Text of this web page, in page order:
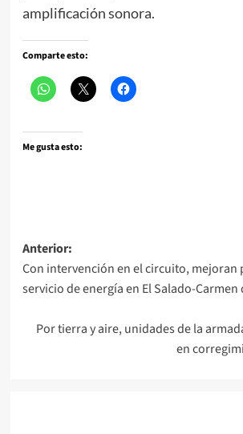
amplificación sonora.
Comparte esto:
Me gusta esto:
Navegación
de
entradas
Anterior:
Con intervención en el circuito, mejoran
servicio de energía en El Salado-Carmen
Por tierra y aire, unidades de la
en